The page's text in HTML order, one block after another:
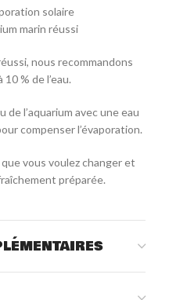
solaire
marin réussi
nous recommandons
% de l’eau.
de l’aquarium avec une eau
compenser l’évaporation.
vous voulez changer et
préparée.